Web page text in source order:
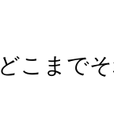
こまで